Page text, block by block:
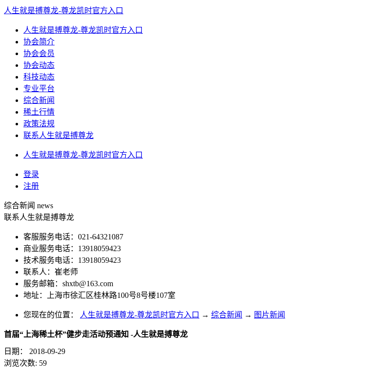
人生就是搏尊龙-尊龙凯时官方入口
人生就是搏尊龙-尊龙凯时官方入口
协会简介
协会会员
协会动态
科技动态
专业平台
综合新闻
稀土行情
政策法规
联系人生就是搏尊龙
人生就是搏尊龙-尊龙凯时官方入口
登录
注册
综合新闻 news
联系人生就是搏尊龙
客服服务电话：021-64321087
商业服务电话：13918059423
技术服务电话：13918059423
联系人：崔老师
服务邮箱： shxtb@163.com
地址：上海市徐汇区桂林路100号8号楼107室
您现在的位置： 人生就是搏尊龙-尊龙凯时官方入口 → 综合新闻 → 图片新闻
首届“上海稀土杯”健步走活动预通知 -人生就是搏尊龙
日期：
2018-09-29
浏览次数: 59